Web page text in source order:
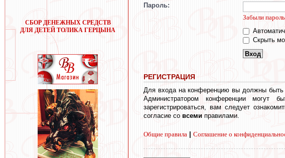
СБОР ДЕНЕЖНЫХ СРЕДСТВ
ДЛЯ ДЕТЕЙ ТОЛИКА ГЕРЦЫНА
Пароль:
Забыли
Скрыть
РЕГИСТРАЦИЯ
Для входа на конференцию вы должны быть
Администратором конференции могут
зарегистрироваться, вам следует
согласие со всеми правилами.
Общие правила Соглашение о